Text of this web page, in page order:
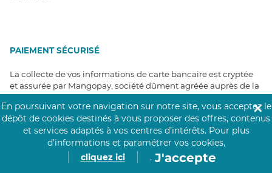
PAIEMENT SÉCURISÉ
La collecte de vos informations de carte bancaire est cryptée
et assurée par Mangopay, société dûment agréée auprès de la
Banque de France.
En poursuivant votre navigation sur notre site, vous acceptez le
dépôt de cookies destinés à vous proposer des offres, contenus
et services adaptés à vos centres d’intérêts. Pour plus
d’informations et paramétrer vos cookies,
cliquez ici
. J'accepte
✕